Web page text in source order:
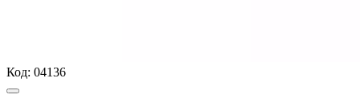
Код: 04136